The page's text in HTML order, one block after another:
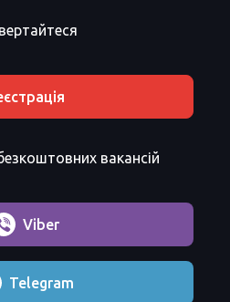
вакансій
Viber
Telegram